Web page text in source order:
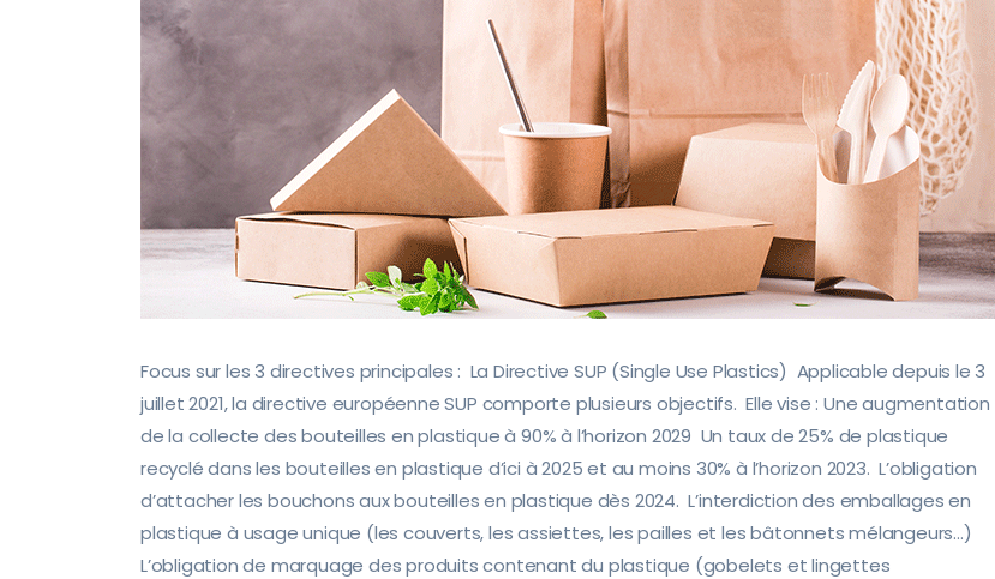
Focus sur les 3 directives principales : La Directive SUP (Single Use Plastics) Applicable depuis le 3
juillet 2021, la directive européenne SUP comporte plusieurs objectifs. Elle vise : Une augmentation
de la collecte des bouteilles en plastique à 90% à l’horizon 2029 Un taux de 25% de plastique
recyclé dans les bouteilles en plastique d’ici à 2025 et au moins 30% à l’horizon 2023. L’obligation
d’attacher les bouchons aux bouteilles en plastique dès 2024. L’interdiction des emballages en
plastique à usage unique (les couverts, les assiettes, les pailles et les bâtonnets mélangeurs…)
L’obligation de marquage des produits contenant du plastique (gobelets et lingettes